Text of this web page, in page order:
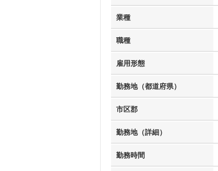
業種
職種
雇用形態
勤務地（都道府県）
市区郡
勤務地（詳細）
勤務時間